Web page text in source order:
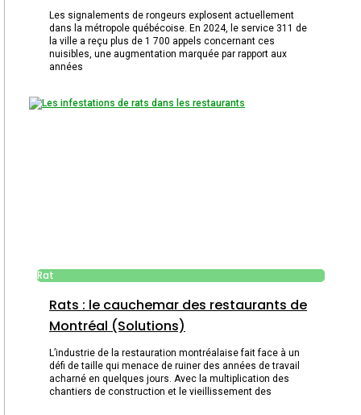
Les signalements de rongeurs explosent actuellement
dans la métropole québécoise. En 2024, le service 311 de
la ville a reçu plus de 1 700 appels concernant ces
nuisibles, une augmentation marquée par rapport aux
années
Rat
Rats : le cauchemar des restaurants de
Montréal (Solutions)
L’industrie de la restauration montréalaise fait face à un
défi de taille qui menace de ruiner des années de travail
acharné en quelques jours. Avec la multiplication des
chantiers de construction et le vieillissement des